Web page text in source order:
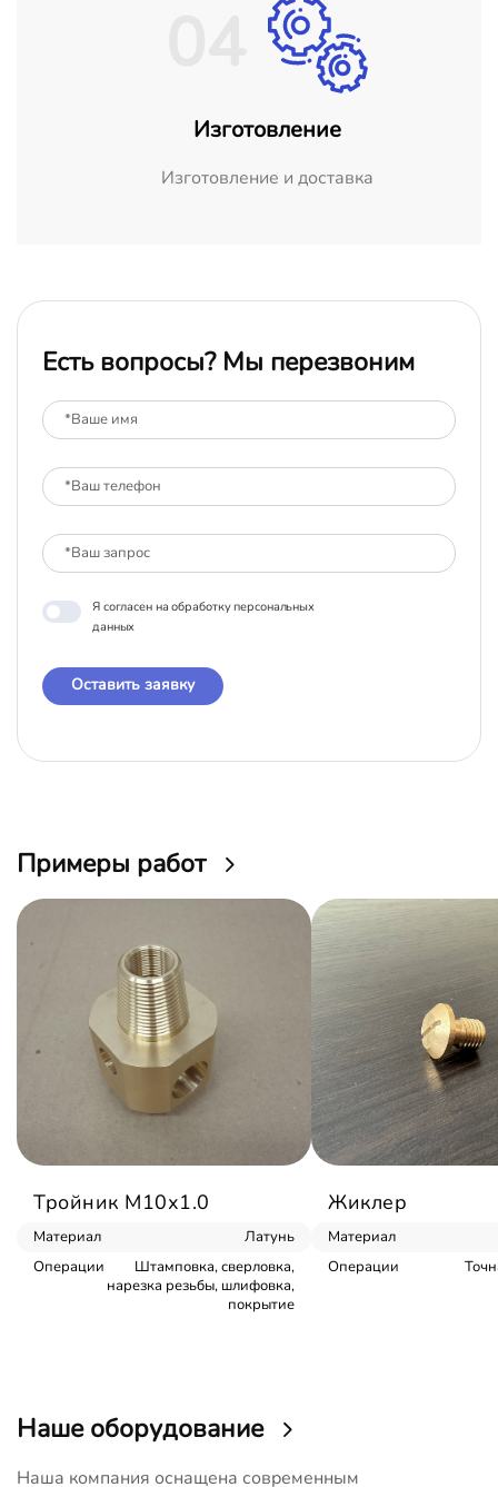
Изготовление
Изготовление и доставка
Есть вопросы? Мы перезвоним
Я согласен на обработку персональных
данных
Оставить заявку
Примеры работ
Тройник М10х1.0
Материал
Латунь
Операции
Штамповка, сверловка,
нарезка резьбы, шлифовка,
покрытие
Жиклер
Материал
Операции
Наше оборудование
Наша компания оснащена современным